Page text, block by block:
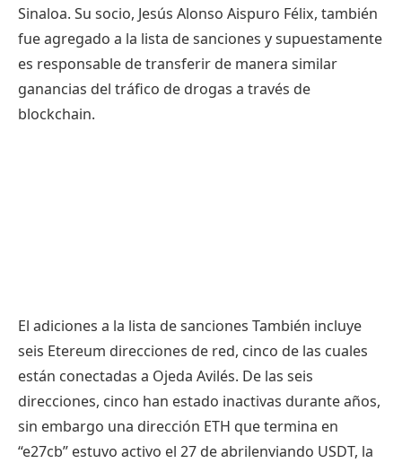
Sinaloa. Su socio, Jesús Alonso Aispuro Félix, también
fue agregado a la lista de sanciones y supuestamente
es responsable de transferir de manera similar
ganancias del tráfico de drogas a través de
blockchain.
El adiciones a la lista de sanciones También incluye
seis Etereum direcciones de red, cinco de las cuales
están conectadas a Ojeda Avilés. De las seis
direcciones, cinco han estado inactivas durante años,
sin embargo una dirección ETH que termina en
“e27cb” estuvo activo el 27 de abrilenviando USDT, la